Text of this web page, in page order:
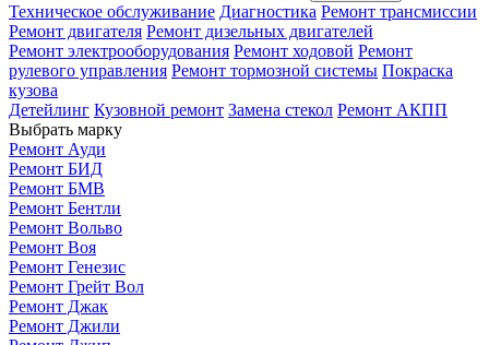
Техническое обслуживание Диагностика Ремонт трансмиссии
Ремонт двигателя Ремонт дизельных двигателей
Ремонт электрооборудования Ремонт ходовой Ремонт
рулевого управления Ремонт тормозной системы Покраска
кузова
Детейлинг Кузовной ремонт Замена стекол Ремонт АКПП
Выбрать марку
Ремонт Ауди
Ремонт БИД
Ремонт БМВ
Ремонт Бентли
Ремонт Вольво
Ремонт Воя
Ремонт Генезис
Ремонт Грейт Вол
Ремонт Джак
Ремонт Джили